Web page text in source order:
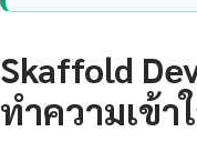
Skaffold
ทำความเข้า